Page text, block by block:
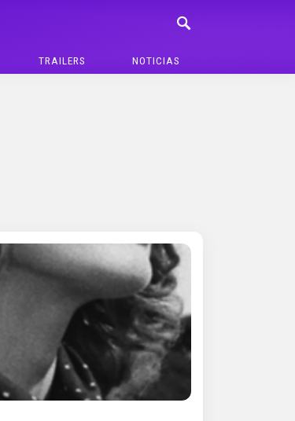
TRAILERS NOTICIAS